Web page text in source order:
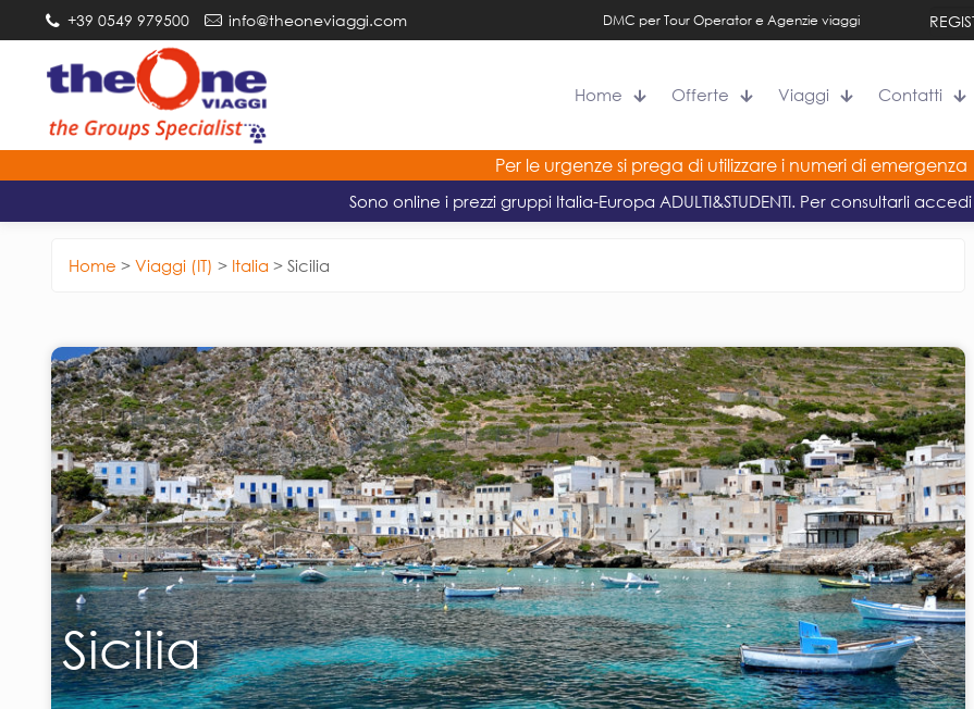
+39 0549 979500 info@theoneviaggi.com DMC per Tour Operator e Agenzie viaggi
Home Offerte Viaggi Contatti
Per le urgenze si prega di utilizzare i numeri di emergenza
Sono online i prezzi gruppi Italia-Europa ADULTI&STUDENTI. Per consultarli
Home > Viaggi (IT) > Italia > Sicilia
Sicilia